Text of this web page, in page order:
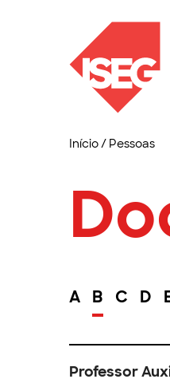
Início/ Pessoas
A B C D
Professor